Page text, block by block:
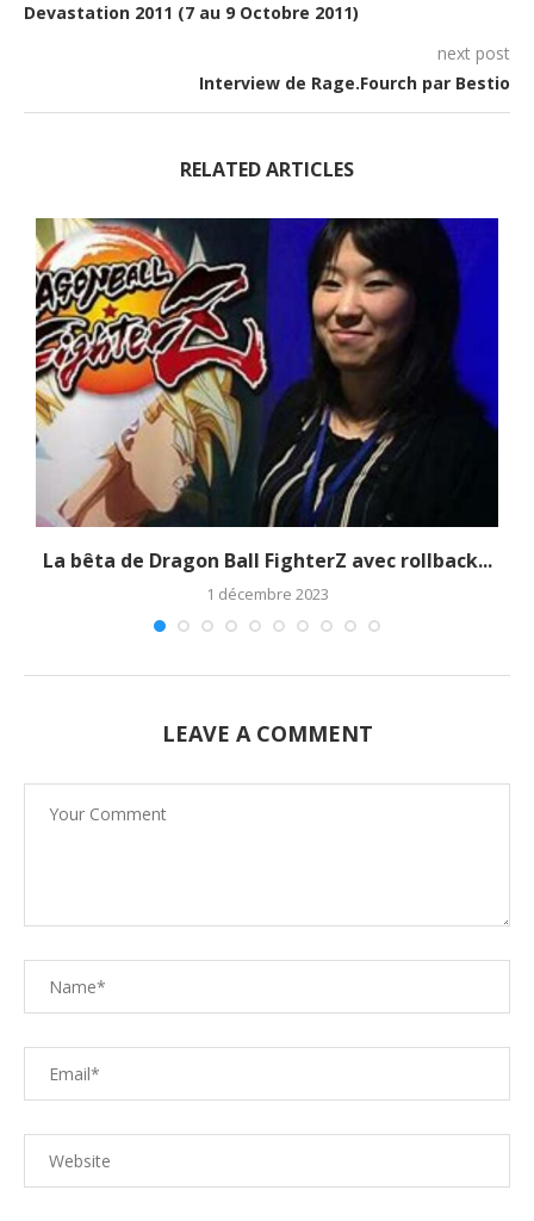
Devastation 2011 (7 au 9 Octobre 2011)
next post
Interview de Rage.Fourch par Bestio
RELATED ARTICLES
La bêta de Dragon Ball FighterZ avec rollback...
1 décembre 2023
LEAVE A COMMENT